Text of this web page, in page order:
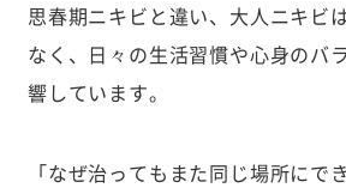
思春期ニキビと違い、大人ニキビ
なく、日々の生活習慣や心身のバ
響しています。
「なぜ治ってもまた同じ場所にで